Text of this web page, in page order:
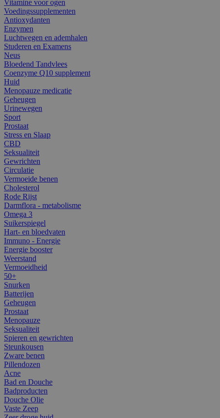
Vitamine voor ogen
Voedingssupplementen
Antioxydanten
Enzymen
Luchtwegen en ademhalen
Studeren en Examens
Neus
Bloedend Tandvlees
Coenzyme Q10 supplement
Huid
Menopauze medicatie
Geheugen
Urinewegen
Sport
Prostaat
Stress en Slaap
CBD
Seksualiteit
Gewrichten
Circulatie
Vermoeide benen
Cholesterol
Rode Rijst
Darmflora - metabolisme
Omega 3
Suikerspiegel
Hart- en bloedvaten
Immuno - Energie
Energie booster
Weerstand
Vermoeidheid
50+
Snurken
Batterijen
Geheugen
Prostaat
Menopauze
Seksualiteit
Spieren en gewrichten
Steunkousen
Zware benen
Pillendozen
Acne
Bad en Douche
Badproducten
Douche Olie
Vaste Zeep